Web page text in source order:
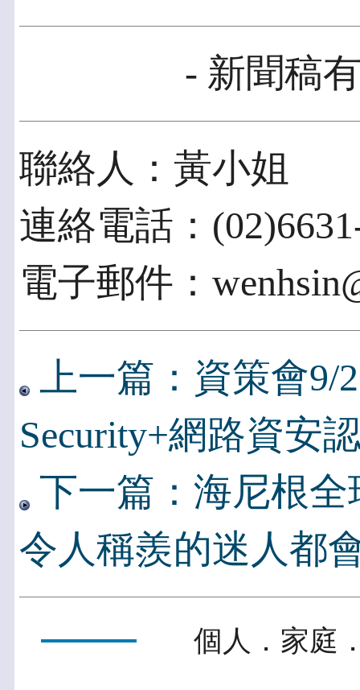
- 新聞稿
聯絡人：黃小姐
連絡電話：
電子郵件：
上一篇：資策會9/
Security+網路資安
下一篇：海尼根
令人稱羨的迷人都
個人．家庭